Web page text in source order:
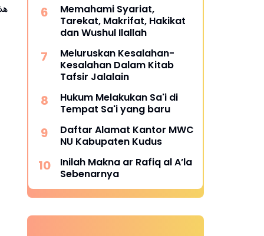
Memahami Syariat,
Tarekat, Makrifat, Hakikat
dan Wushul Ilallah
Meluruskan Kesalahan-
Kesalahan Dalam Kitab
Tafsir Jalalain
Hukum Melakukan Sa'i di
Tempat Sa'i yang baru
Daftar Alamat Kantor MWC
NU Kabupaten Kudus
Inilah Makna ar Rafiq al A’la
Sebenarnya